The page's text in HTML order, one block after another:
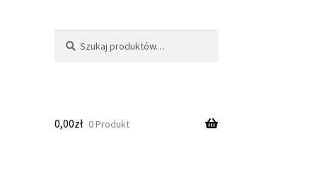
0,00zł 0 Produkt